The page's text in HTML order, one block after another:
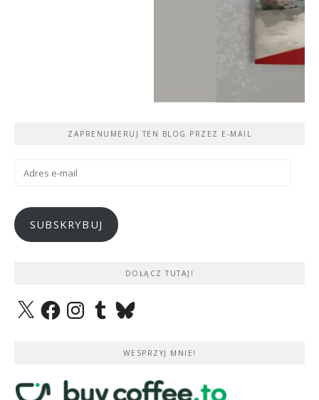
ZAPRENUMERUJ TEN BLOG PRZEZ E-MAIL
Adres
SUBSKRYBUJ
DOŁĄCZ TUTAJ!
X FacebookInstagramTumblrBluesky
WESPRZYJ MNIE!